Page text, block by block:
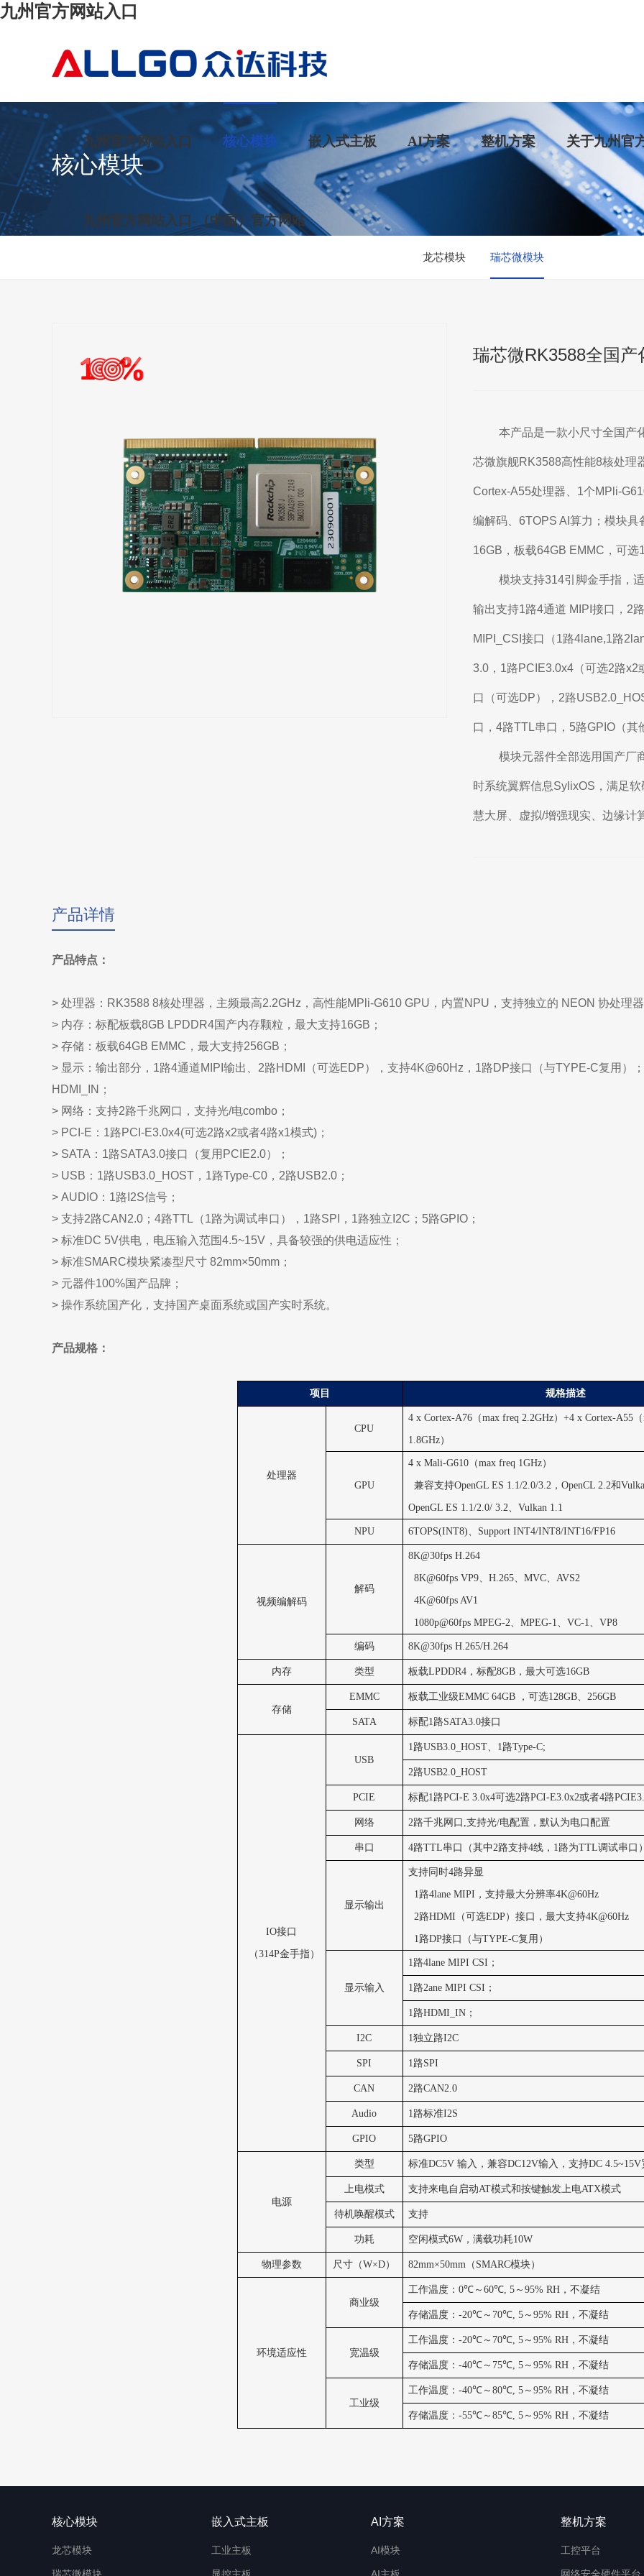
九州官方网站入口
九州官方网站入口 核心模块 嵌入式主板 AI方案 整机方案 关于九州官
九州官方网站入口-（中国）官方网站
核心模块
龙芯模块 瑞芯微模块
瑞芯微RK3588全国产
本产品是一款小尺寸全国产
芯微旗舰RK3588高性能8核处理
Cortex-A55处理器、1个MPli-
编解码、6TOPS AI算力；模块
16GB，板载64GB EMMC，可选
模块支持314引脚金手指，
输出支持1路4通道 MIPI接口，2
MIPI_CSI接口（1路4lane,1路
3.0，1路PCIE3.0x4（可选2路
口（可选DP），2路
口，4路TTL串口，5路GPIO（其
模块元器件全部选用国产厂
时系统翼辉信息SylixOS，满足
慧大屏、虚拟/增强现实、边缘计
产品详情
产品特点：
> 处理器：RK3588 8核处理器，主频最高2.2GHz，高性能MPli-G610 GPU，内置NPU，支持独立的 NEON 协处理器
> 内存：标配板载8GB LPDDR4国产内存颗粒，最大支持16GB；
> 存储：板载64GB EMMC，最大支持256GB；
> 显示：输出部分，1路4通道MIPI输出、2路HDMI（可选EDP），支持4K@60Hz，1路DP接口（与TYPE-C复用）
HDMI_IN；
> 网络：支持2路千兆网口，支持光/电combo；
> PCI-E：1路PCI-E3.0x4(可选2路x2或者4路x1模式)；
> SATA：1路SATA3.0接口（复用PCIE2.0）；
> USB：1路USB3.0_HOST，1路Type-C0，2路USB2.0；
> AUDIO：1路I2S信号；
> 支持2路CAN2.0；4路TTL（1路为调试串口），1路SPI，1路独立I2C；5路GPIO；
> 标准DC 5V供电，电压输入范围4.5~15V，具备较强的供电适应性；
> 标准SMARC模块紧凑型尺寸 82mm×50mm；
> 元器件100%国产品牌；
> 操作系统国产化，支持国产桌面系统或国产实时系统。
产品规格：
项目 规格描述
处理器
CPU
4 x Cortex-A76（max freq 2.2GHz） +4 x Cortex-A55（
1.8GHz）
GPU
4 x Mali-G610（max freq 1GHz）
兼容支持OpenGL ES 1.1/2.0/3.2 ， OpenCL 2.2和
OpenGL ES 1.1/2.0/ 3.2 Vulkan 1.1
NPU 6TOPS(INT8) Support INT4/INT8/INT16/FP16
视频编解码
解码
8K@30fps H.264
8K@60fps VP9、 H.265、 MVC、 AVS2
4K@60fps AV1
1080p@60fps MPEG-2 MPEG-1 VC-1 VP8
编码 8K@30fps H.265/H.264
内存 类型 板载LPDDR4，标配8GB，最大可选16GB
存储
EMMC 板载工业级EMMC 64GB ，可选128GB、 256GB
SATA 标配1 路SATA3.0接口
IO接口
（314P金手指）
USB
1 路USB3.0_HOST、 1 路Type-C;
2路USB2.0_HOST
PCIE 标配1 路PCI-E 3.0x4可选2路PCI-E3.0x2或者4路
网络 2路千兆网口 支持光/电配置，默认为电口配置
串口 4路TTL串口（其中 2路支持4线， 1 路为TTL调试串口）
显示输出
支持同时4路异显
1 路4lane MIPI ，支持最大分辨率4K@60Hz
2路HDMI （可选EDP）接口，最大支持4K@60Hz
1 路DP接口（与TYPE-C复用）
显示输入
1 路4lane MIPI CSI ；
1 路2ane MIPI CSI ；
1 路HDMI_IN；
I2C 1 独立路I2C
SPI 1 路SPI
CAN 2路CAN2.0
Audio 1 路标准I2S
GPIO 5路GPIO
电源
类型 标准DC5V 输入，兼容DC12V输入，支持DC 4.5~15V
上电模式 支持来电自启动AT模式和按键触发上电ATX模式
待机唤醒模式 支持
功耗 空闲模式6W，满载功耗10W
物理参数 尺寸（W×D） 82mm×50mm （ SMARC模块）
环境适应性
商业级
工作温度： 0℃～ 60℃, 5～ 95% RH，不凝结
存储温度： -20℃～ 70℃, 5～ 95% RH，不凝结
宽温级
工作温度： -20℃～ 70℃, 5～ 95% RH，不凝结
存储温度： -40℃～ 75℃, 5～ 95% RH，不凝结
工业级
工作温度： -40℃～ 80℃, 5～ 95% RH，不凝结
存储温度： -55℃～ 85℃, 5～ 95% RH，不凝结
核心模块
龙芯模块
嵌入式主板
工业主板
AI方案
AI模块
整机方案
工控平台